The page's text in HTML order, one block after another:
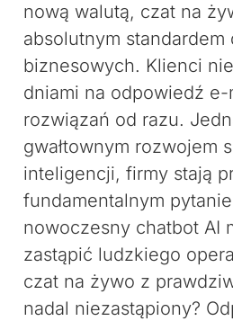
nową walutą, czat na
absolutnym standardem
biznesowych. Klienci
dniami na odpowiedź
rozwiązań od razu.
gwałtownym rozwojem
inteligencji, firmy stają
fundamentalnym
nowoczesny chatbot AI
zastąpić ludzkiego
czat na żywo z
nadal niezastąpiony?